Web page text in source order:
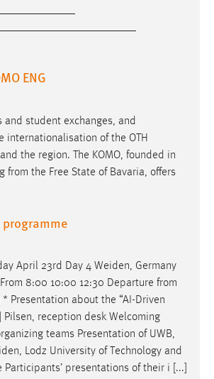
ENG
and student exchanges, and
internationalisation of the OTH
and the region. The KOMO, founded in
from the Free State of Bavaria, offers
programme
April 23rd Day 4 Weiden, Germany
8:00 10:00 12:30 Departure from
* Presentation about the “AI-Driven
Pilsen, reception desk Welcoming
teams Presentation of UWB,
, Lodz University of Technology and
Participants’ presentations of their i [...]